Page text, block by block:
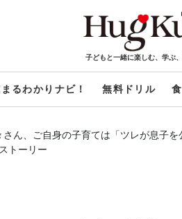
子どもと一緒に楽しむ、学ぶ、
るわかりナビ！ 無料ドリル
さん、ご自身の子育ては「ツレが息子
トーリー